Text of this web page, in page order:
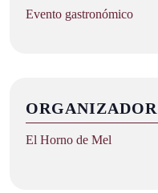
Evento gastronómico
ORGANIZADOR
El Horno de Mel